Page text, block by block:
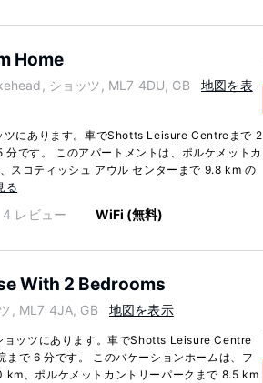
Home
ショッツ, ML7 4DU, GB
地図を表
ツにあります。車でShotts Leisure Centreまで 2
です。 このアパートメントは、ポルケメットカ
スコティッシュ アウル センターまで 9.8 km の
る
4 レビュー WiFi (無料)
With 2 Bedrooms
, ML7 4JA, GB 地図を表示
ョッツにあります。車でShotts Leisure Centre
まで 6 分です。 このバケーションホームは、フ
km、ポルケメットカントリーパークまで 8.5 km